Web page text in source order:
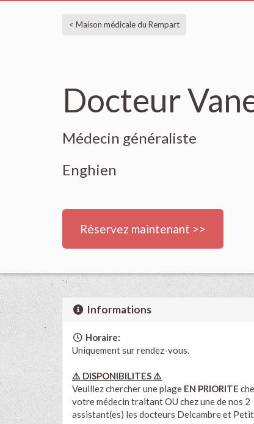
< Maison médicale du Rempart
Docteur
Médecin généraliste
Enghien
Réservez maintenant >>
Informations
Horaire:
Uniquement sur rendez-vous.
⚠️ DISPONIBILITES ⚠️
Veuillez chercher une plage EN PRIORITE
votre médecin traitant OU chez une de nos 2
assistant(es) les docteurs Delcambre et Petit.